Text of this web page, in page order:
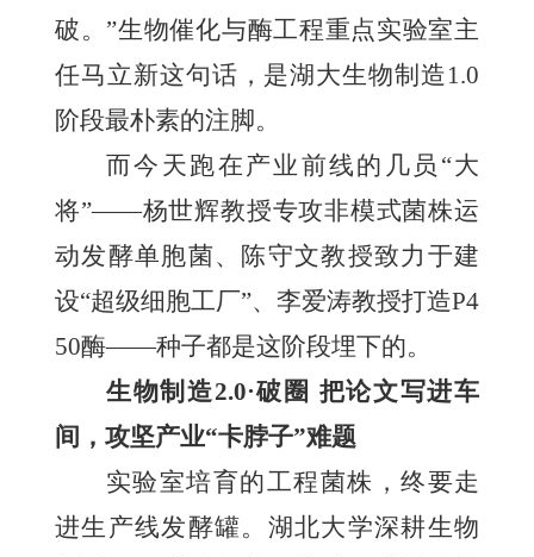
破。”生物催化与酶工程重点实验室主
任马立新这句话，是湖大生物制造1.0
阶段最朴素的注脚。
而今天跑在产业前线的几员“大
将”——杨世辉教授专攻非模式菌株运
动发酵单胞菌、陈守文教授致力于建
设“超级细胞工厂”、李爱涛教授打造P4
50酶——种子都是这阶段埋下的。
生物制造2.0·破圈 把论文写进车
间，攻坚产业“卡脖子”难题
实验室培育的工程菌株，终要走
进生产线发酵罐。湖北大学深耕生物